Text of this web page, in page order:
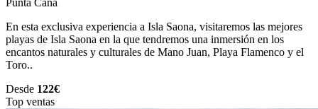
Punta Cana
En esta exclusiva experiencia a Isla Saona, visitaremos las mejores
playas de Isla Saona en la que tendremos una inmersión en los
encantos naturales y culturales de Mano Juan, Playa Flamenco y el
Toro..
Desde 122€
Top ventas